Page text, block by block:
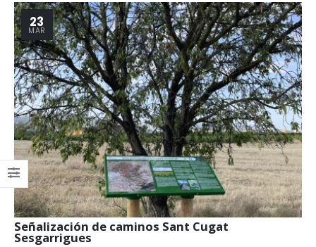
23
MAR
Señalización de caminos Sant Cugat
Sesgarrigues